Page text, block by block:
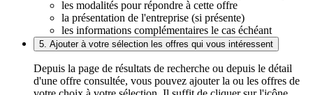
les modalités pour répondre à cette offre
la présentation de l'entreprise (si présente)
les informations complémentaires le cas échéant
5. Ajouter à votre sélection les offres qui vous intéressent
Depuis la page de résultats de recherche ou depuis le détail
d'une offre consultée, vous pouvez ajouter la ou les offres de